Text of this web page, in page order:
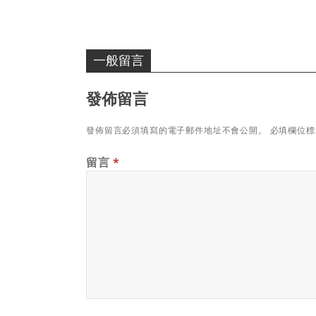
一般留言
發佈留言
發佈留言必須填寫的電子郵件地址不會公開。 必填欄位
留言 *